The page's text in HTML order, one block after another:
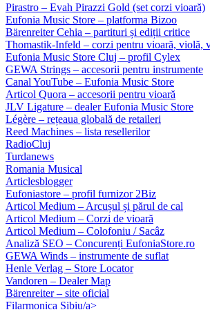
Pirastro – Evah Pirazzi Gold (set corzi vioară)
Eufonia Music Store – platforma Bizoo
Bärenreiter Cehia – partituri și ediții critice
Thomastik-Infeld – corzi pentru vioară, violă,
Eufonia Music Store Cluj – profil Cylex
GEWA Strings – accesorii pentru instrumente
Canal YouTube – Eufonia Music Store
Articol Quora – accesorii pentru vioară
JLV Ligature – dealer Eufonia Music Store
Légère – rețeaua globală de retaileri
Reed Machines – lista resellerilor
RadioCluj
Turdanews
Romania Musical
Articlesblogger
Eufoniastore – profil furnizor 2Biz
Articol Medium – Arcușul și părul de cal
Articol Medium – Corzi de vioară
Articol Medium – Colofoniu / Sacâz
Analiză SEO – Concurenți EufoniaStore.ro
GEWA Winds – instrumente de suflat
Henle Verlag – Store Locator
Vandoren – Dealer Map
Bärenreiter – site oficial
Filarmonica Sibiu/a>